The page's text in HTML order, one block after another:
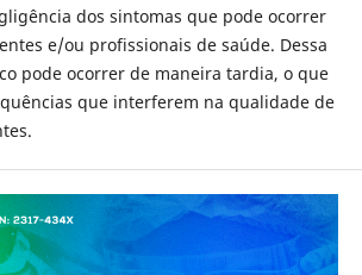
dos sintomas que pode ocorrer
e/ou profissionais de saúde. Dessa
pode ocorrer de maneira tardia, o que
que interferem na qualidade de